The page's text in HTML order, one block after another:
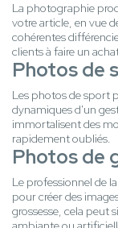
La photographie
votre article, en vue
cohérentes
clients à faire un
Photos de
Les photos de sport
dynamiques d'un
immortalisent des
rapidement oubliés.
Photos de
Le professionnel de
pour créer des
grossesse, cela peut